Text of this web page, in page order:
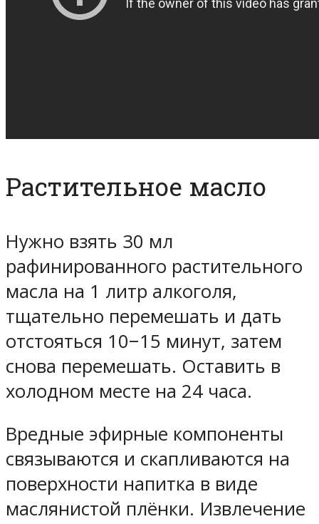
Растительное масло
Нужно взять 30 мл
рафинированного растительного
масла на 1 литр алкоголя,
тщательно перемешать и дать
отстояться 10−15 минут, затем
снова перемешать. Оставить в
холодном месте на 24 часа.
Вредные эфирные компоненты
связываются и скапливаются на
поверхности напитка в виде
маслянистой плёнки. Извлечение